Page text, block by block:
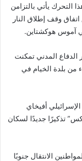
التحرك يأتي بالتزامن
وقف إطلاق النار
آموس هوكشتاين.
الدفاع المدني تمكنت
من بلدة الخيام في
أفيخاي
تذكيرًا جديدًا لسكان
الانتقال جنوبًا